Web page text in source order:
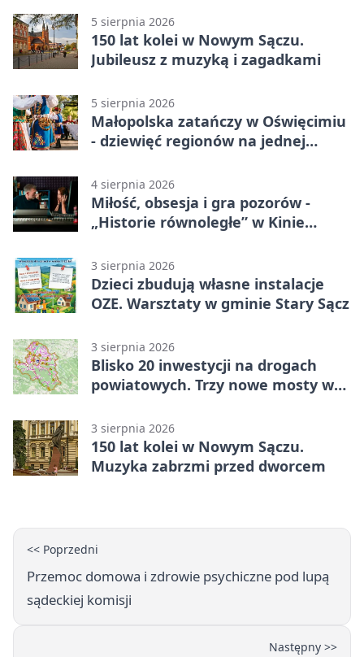
5 sierpnia 2026
150 lat kolei w Nowym Sączu.
Jubileusz z muzyką i zagadkami
5 sierpnia 2026
Małopolska zatańczy w Oświęcimiu
- dziewięć regionów na jednej
4 sierpnia 2026
Miłość, obsesja i gra pozorów -
„Historie równoległe” w Kinie
3 sierpnia 2026
Dzieci zbudują własne instalacje
OZE. Warsztaty w gminie Stary Sącz
3 sierpnia 2026
Blisko 20 inwestycji na drogach
powiatowych. Trzy nowe mosty w
3 sierpnia 2026
150 lat kolei w Nowym Sączu.
Muzyka zabrzmi przed dworcem
<< Poprzedni
Przemoc domowa i zdrowie psychiczne pod lupą
sądeckiej komisji
Następny >>